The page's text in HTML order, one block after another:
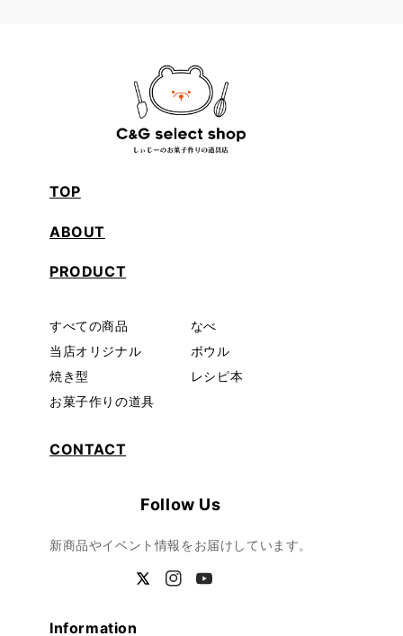
TOP
ABOUT
PRODUCT
すべての商品
当店オリジナル
焼き型
お菓子作りの道具
なべ
ボウル
レシピ本
CONTACT
Follow Us
新商品やイベント情報をお届けしています。
TwitterInstagram
YouTube
Information